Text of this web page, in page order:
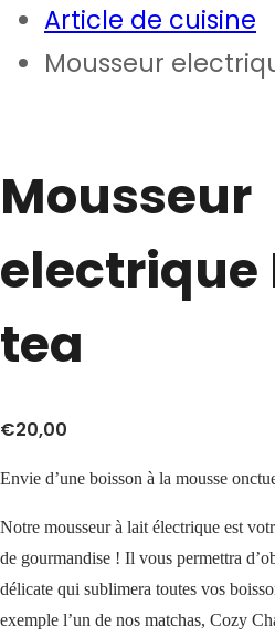
Article de cuisine
Mousseur
Mousseur
electrique
tea
€20,00
Envie d’une boisson à la mousse
Notre mousseur à lait électrique est
de gourmandise ! Il vous permettra
délicate qui sublimera toutes vos
exemple l’un de nos matchas, Cozy